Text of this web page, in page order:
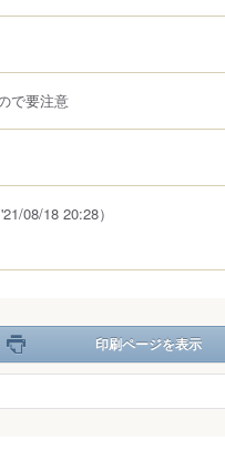
で要注意
'21/08/18 20:28）
印刷ページを表示